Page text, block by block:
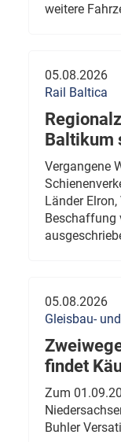
weitere
05.08.2026
Rail Baltica
Baltikum
Vergangene
Länder
Beschaffung
05.08.2026
Gleisbau-
findet
Zum
Buhler